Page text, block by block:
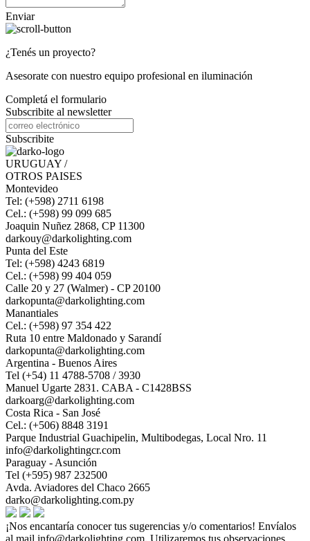
Enviar
¿Tenés un proyecto?
Asesorate con nuestro equipo profesional en iluminación
Completá el formulario
Subscribite al newsletter
Subscribite
URUGUAY /
OTROS PAISES
Montevideo
Tel: (+598) 2711 6198
Cel.: (+598) 99 099 685
Joaquin Nuñez 2868, CP 11300
darkouy@darkolighting.com
Punta del Este
Tel: (+598) 4243 6819
Cel.: (+598) 99 404 059
Calle 20 y 27 (Walmer) - CP 20100
darkopunta@darkolighting.com
Manantiales
Cel.: (+598) 97 354 422
Ruta 10 entre Maldonado y Sarandí
darkopunta@darkolighting.com
Argentina - Buenos Aires
Tel (+54) 11 4788-5708 / 3930
Manuel Ugarte 2831. CABA - C1428BSS
darkoarg@darkolighting.com
Costa Rica - San José
Cel.: (+506) 8848 3191
Parque Industrial Guachipelin, Multibodegas, Local Nro. 11
info@darkolightingcr.com
Paraguay - Asunción
Tel (+595) 987 232500
Avda. Aviadores del Chaco 2665
darko@darkolighting.com.py
¡Nos encantaría conocer tus sugerencias y/o comentarios! Envíalos